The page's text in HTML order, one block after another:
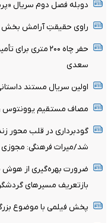
دوبله فصل دوم سریال
راوی حقیقتِ آرامش‌ بخش
حفر چاه ۲۰۰
سعدی
اولین سریال مستند
مصاف مستقیم یوونتوس
گودبرداری در قلب محور
شد/میراث فرهنگی:
ضرورت بهره‌گیری از هوش
بازتعریف مسیرهای
پخش فیلمی با موضوع